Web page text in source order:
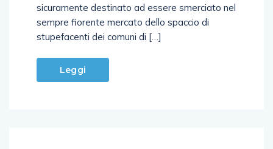
sicuramente destinato ad essere smerciato nel
sempre fiorente mercato dello spaccio di
stupefacenti dei comuni di […]
Leggi